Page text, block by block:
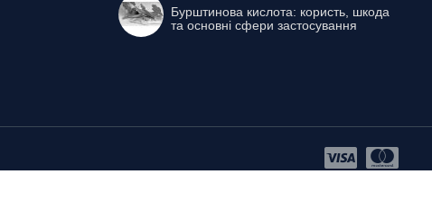
Бурштинова кислота: користь, шкода
та основні сфери застосування